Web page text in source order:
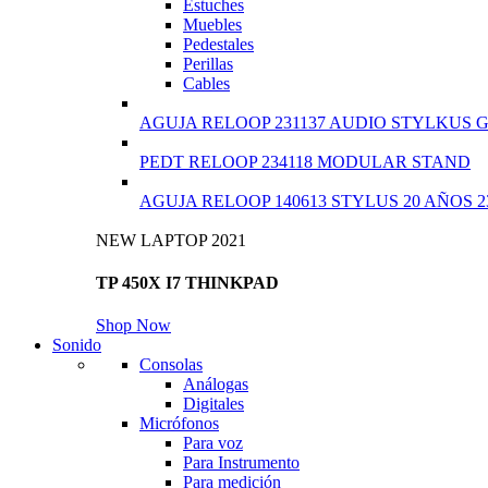
Estuches
Muebles
Pedestales
Perillas
Cables
AGUJA RELOOP 231137 AUDIO STYLKUS
PEDT RELOOP 234118 MODULAR STAND
AGUJA RELOOP 140613 STYLUS 20 AÑOS
NEW LAPTOP 2021
TP 450X I7 THINKPAD
Shop Now
Sonido
Consolas
Análogas
Digitales
Micrófonos
Para voz
Para Instrumento
Para medición